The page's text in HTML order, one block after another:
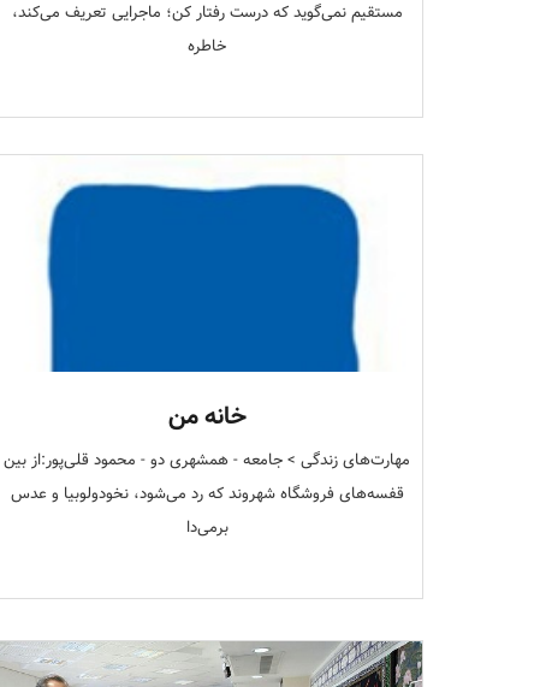
مستقیم نمی‌گوید که درست رفتار کن؛ ماجرایی تعریف می‌کند،
خاطره
خانه من
مهارت‌های زندگی > جامعه - همشهری دو - محمود قلی‌پور:از بین
قفسه‌های فروشگاه شهروند که رد می‌شود، نخود‌و‌لوبیا و عدس
برمی‌دا